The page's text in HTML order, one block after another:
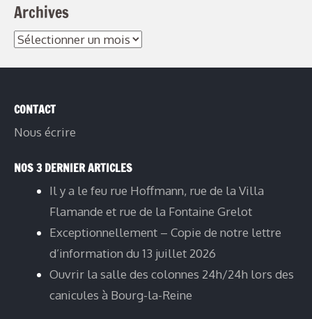
Archives
Archives
CONTACT
Nous écrire
NOS 3 DERNIER ARTICLES
Il y a le feu rue Hoffmann, rue de la Villa
Flamande et rue de la Fontaine Grelot
Exceptionnellement – Copie de notre lettre
d’information du 13 juillet 2026
Ouvrir la salle des colonnes 24h/24h lors des
canicules à Bourg-la-Reine